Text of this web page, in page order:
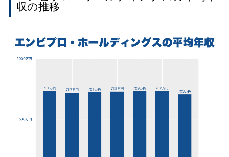
収の推移